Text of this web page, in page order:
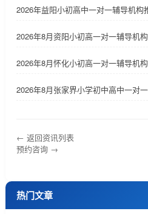
2026年益阳小初高中一对一辅导机
2026年8月资阳小初高一对一辅导机
2026年8月怀化小初高一对一辅导机
2026年8月张家界小学初中高中一对
← 返回资讯列表
预约咨询 →
热门文章